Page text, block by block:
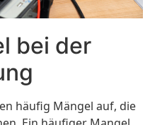
bei der
häufig Mängel auf, die